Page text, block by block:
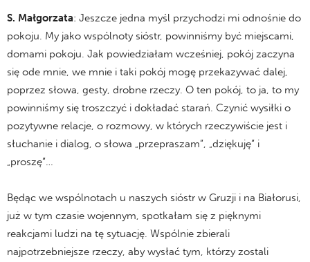
S. Małgorzata: Jeszcze jedna myśl przychodzi mi odnośnie do
pokoju. My jako wspólnoty sióstr, powinniśmy być miejscami,
domami pokoju. Jak powiedziałam wcześniej, pokój zaczyna
się ode mnie, we mnie i taki pokój mogę przekazywać dalej,
poprzez słowa, gesty, drobne rzeczy. O ten pokój, to ja, to my
powinniśmy się troszczyć i dokładać starań. Czynić wysiłki o
pozytywne relacje, o rozmowy, w których rzeczywiście jest i
słuchanie i dialog, o słowa „przepraszam”, „dziękuję” i
„proszę”…
Będąc we wspólnotach u naszych sióstr w Gruzji i na Białorusi,
już w tym czasie wojennym, spotkałam się z pięknymi
reakcjami ludzi na tę sytuację. Wspólnie zbierali
najpotrzebniejsze rzeczy, aby wysłać tym, którzy zostali